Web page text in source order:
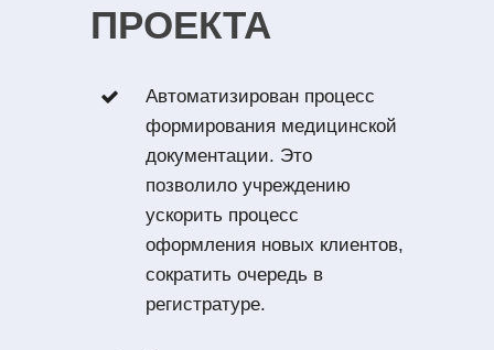
ПРОЕКТА
Автоматизирован процесс
формирования медицинской
документации. Это
позволило учреждению
ускорить процесс
оформления новых клиентов,
сократить очередь в
регистратуре.